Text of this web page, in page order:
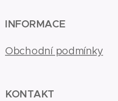
INFORMACE
Obchodní podmínky
KONTAKT